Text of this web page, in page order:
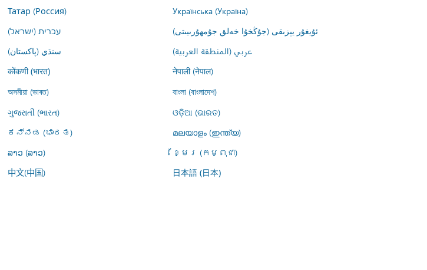
Татар (Россия)
Українська (Україна)
עברית (ישראל)
ئۇيغۇر يېزىقى (جۇڭخۇا خەلق جۇمھۇرىيىتى)
سنڌي (پاکستان)
عربي (المنطقة العربية)
कोंकणी (भारत)
नेपाली (नेपाल)
অসমীয়া (ভাৰত)
বাংলা (বাংলাদেশ)
ગુજરાતી (ભારત)
ଓଡ଼ିଆ (ଭାରତ)
ಕನ್ನಡ (ಭಾರತ)
മലയാളം (ഇന്ത്യ)
ລາວ (ລາວ)
ខ្មែរ (កម្ពុជា)
中文(中国) 日本語 (日本)